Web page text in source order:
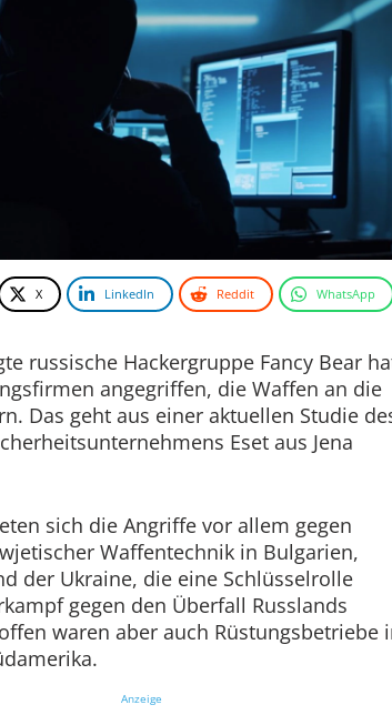
X LinkedIn Reddit WhatsApp
russische Hackergruppe Fancy Bear
angegriffen, die Waffen an die
Das geht aus einer aktuellen Studie
Eset aus Jena
sich die Angriffe vor allem gegen
Waffentechnik in Bulgarien,
der Ukraine, die eine Schlüsselrolle
gegen den Überfall Russlands
waren aber auch Rüstungsbetriebe
Anzeige